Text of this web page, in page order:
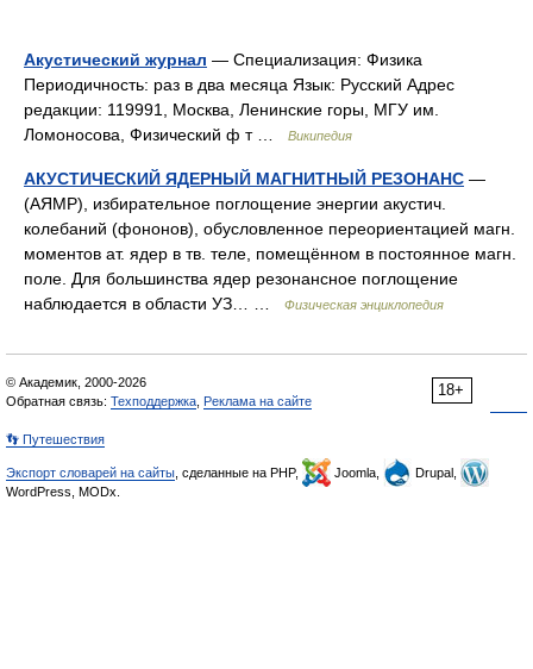
Акустический журнал — Специализация: Физика
Периодичность: раз в два месяца Язык: Русский Адрес
редакции: 119991, Москва, Ленинские горы, МГУ им.
Ломоносова, Физический ф т …
Википедия
АКУСТИЧЕСКИЙ ЯДЕРНЫЙ МАГНИТНЫЙ РЕЗОНАНС —
(АЯМР), избирательное поглощение энергии акустич.
колебаний (фононов), обусловленное переориентацией магн.
моментов ат. ядер в тв. теле, помещённом в постоянное магн.
поле. Для большинства ядер резонансное поглощение
наблюдается в области УЗ… …
Физическая энциклопедия
18+
© Академик, 2000-2026
Обратная связь: Техподдержка Реклама на сайте
👣 Путешествия
Экспорт словарей на сайты , сделанные на PHP, Joomla,
Drupal,
WordPress, MODx.